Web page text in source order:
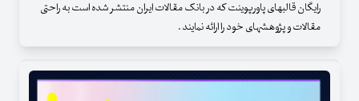
رایگان قالبهای پاورپوینت که در بانک مقالات ایران منتشر شده است به راحتی
مقالات و پژوهشهای خود را ارائه نمایند .